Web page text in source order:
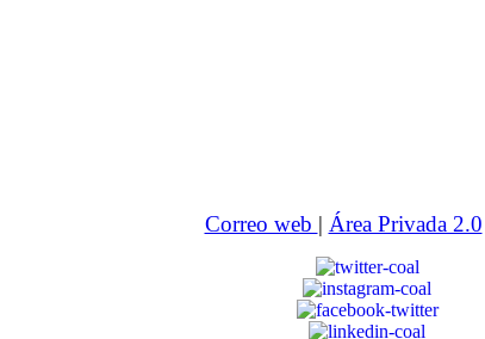
Correo web | Área Privada 2.0